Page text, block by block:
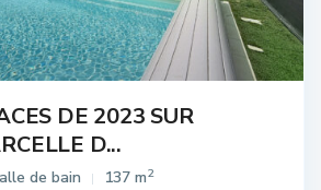
DE 2023 SUR
D...
de bain 137 m2